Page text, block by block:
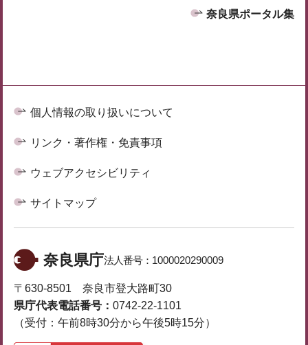
奈良県ポータル集
個人情報の取り扱いについて
リンク・著作権・免責事項
ウェブアクセシビリティ
サイトマップ
奈良県庁法人番号： 1000020290009
〒630-8501 奈良市登大路町30
県庁代表電話番号： 0742-22-1101
（受付：午前8時30分から午後5時15分）